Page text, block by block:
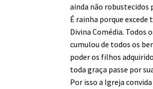
ainda não robustecidos
É rainha porque excede
Divina Comédia. Todos
cumulou de todos os
poder os filhos
toda graça passe por
Por isso a Igreja